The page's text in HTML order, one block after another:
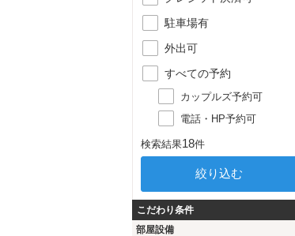
駐車場有
外出可
すべての予約
カップルズ予約可
電話・HP予約可
検索結果18件
こだわり条件
部屋設備